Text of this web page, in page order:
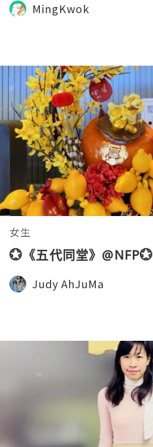
MingKwok
女生
💮《五代同堂》@NFP💮
Judy AhJuMa